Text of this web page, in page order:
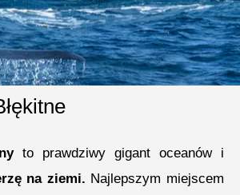
to prawdziwy gigant oceanów i
na ziemi. Najlepszym miejscem